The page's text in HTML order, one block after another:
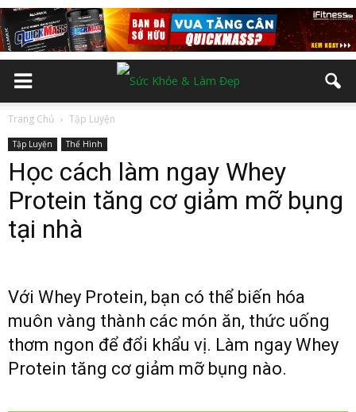
Trang Chủ Tập Luyện
Tập Luyện Thể Hình
Học cách làm ngay Whey
Protein tăng cơ giảm mỡ bụng
tại nhà
Với Whey Protein, bạn có thể biến hóa
muôn vàng thành các món ăn, thức uống
thơm ngon để đổi khẩu vị. Làm ngay Whey
Protein tăng cơ giảm mỡ bụng nào.